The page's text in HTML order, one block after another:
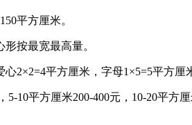
平方厘米。
按最宽最高量。
2×2=4平方厘米，字母1×5=5平方厘
10平方厘米200-400元，10-20平方